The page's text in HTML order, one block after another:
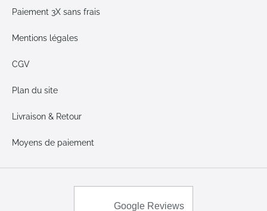
Paiement 3X sans frais
Mentions légales
CGV
Plan du site
Livraison & Retour
Moyens de paiement
Google Reviews